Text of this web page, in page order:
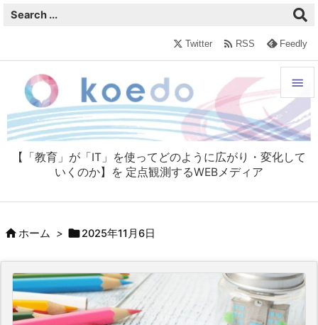
【「教育」が「IT」を使ってどのように広がり・変化して
いくのか】を 定点観測するWEBメディア


メニュ


検索
Twitter  RSS Feedly
ホーム > 2025年11月6日